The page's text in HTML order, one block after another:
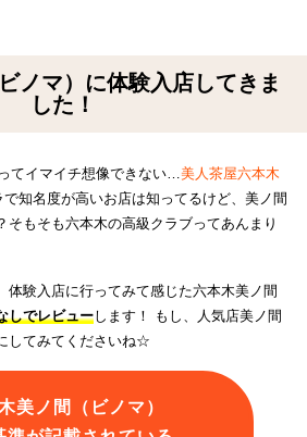
ノマ）に体験入店してきま
した！
てイマイチ想像できない…美人茶屋六本木
知名度が高いお店は知ってるけど、美ノ間
そもそも六本木の高級クラブってあんまり
体験入店に行ってみて感じた六本木美ノ間
しでレビューします！ もし、人気店美ノ間
してみてくださいね☆
美ノ間（ビノマ）